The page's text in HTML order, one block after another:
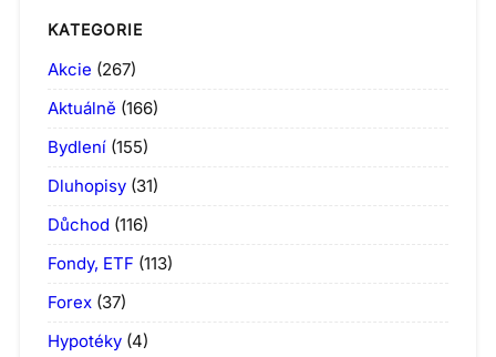
KATEGORIE
Akcie (267)
Aktuálně (166)
Bydlení (155)
Dluhopisy (31)
Důchod (116)
Fondy, ETF (113)
Forex (37)
Hypotéky (4)